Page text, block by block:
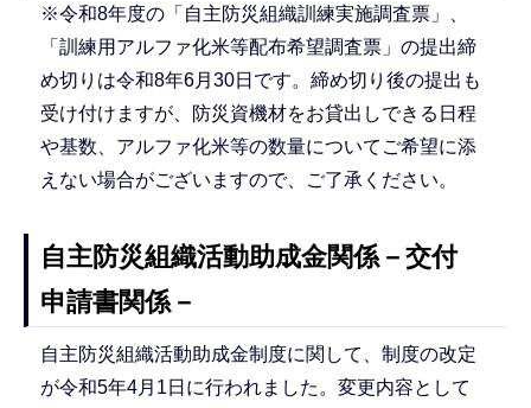
※令和8年度の「自主防災組織訓練実施調査票」、
「訓練用アルファ化米等配布希望調査票」の提出締
め切りは令和8年6月30日です。締め切り後の提出も
受け付けますが、防災資機材をお貸出しできる日程
や基数、アルファ化米等の数量についてご希望に添
えない場合がございますので、ご了承ください。
自主防災組織活動助成金関係－交付
申請書関係－
自主防災組織活動助成金制度に関して、制度の改定
が令和5年4月1日に行われました。変更内容として